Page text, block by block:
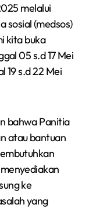
melalui
sosial (medsos)
kita buka
05 s.d 17 Mei
19 s.d 22 Mei
bahwa Panitia
atau bantuan
ke
yang